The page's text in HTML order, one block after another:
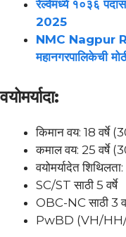
रेल्वेमध्ये १०३६
2025
NMC Nagpur
महानगरपालिकेची
वयोमर्यादा:
किमान वय: 18 वर्षे
कमाल वय: 25 वर्षे
वयोमर्यादेत शिथिलता:
SC/ST साठी 5 वर्षे
OBC-NC साठी 3
PwBD (VH/HH/